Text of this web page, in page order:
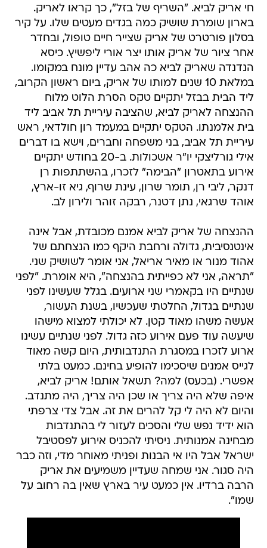
חי אריק לביא. "השריף של בזל", כך קראו לאריק.
בארון שומרת שושיק כמה בגדים מעטים שלו. על קיר
בסלון פורטרט של אריק שצייר חיים טופול, ובחדר
אחר ציור של אריק אותו יצר אורי ליפשיץ. כיסא
הנדנדה שאריק לביא כה אהב עדיין מונח במקומו.
במלאת 10 שנים למותו של אריק, ביום ראשון הקרוב,
ליד הבית בבזל יתקיים טקס הסרת הלוט מלוח
ההנצחה לאריק לביא, שהציבה עיריית תל אביב ליד
בית אלמנתו. הטקס יתקיים במעמד רון חולדאי, ראש
עיריית תל אביב, בני משפחה וחברים, וישא בו דברים
אילי גורליצקי יו"ר אשכולות. ב-20 בחודש יתקיים
אירוע בתאטרון "הבימה" לזכרו, בהשתתפות רן
דנקר, ליבי רן, תומר שרון, עינת שרוף, גיא זו-ארץ,
אוהד שרגאי, נתן דטנר, רבקה זוהר ולירון לב.
ההנצחה של אריק לביא אמנם מכובדת, אבל אינה
אינטנסיבית, גדולה ורחבת היקף כמו הנצחתם של
אהוד מנור או מאיר אריאל, אני אומר לשושיק שני.
"תראה, אני לא כפייתית בהנצחה", היא אומרת. "לפני
שנתיים היו בקאמרי שני ארועים. בגלל שעשינו לפני
שנתיים בגדול, החלטתי שעכשיו, בשנת העשור,
אעשה משהו מאוד קטן. לא יכולתי למצוא מישהו
שיעשה עוד פעם אירוע כזה גדול. לפני שנתיים עשינו
ארוע לזכרו במסגרת התנדבותית, היום קשה מאוד
לגייס אמנים שיסכימו להופיע בחינם. כמעט בלתי
אפשרי. (בכעס) למה? תשאל אותם! אריק לביא,
איפה שלא היה צריך או שכן היה צריך, היה מתנדב.
והיום לא היה לי קל להרים את זה. אבל צדי צרפתי
הוא ידיד נפש שלי והסכים לעזור לי בהתנדבות
מבחינה אמנותית. ניסיתי להכניס אירוע לפסטיבל
ישראל אבל היו אי הבנות ופניתי מאוחר מדי, וזה כבר
היה סגור. אני שמחה שעדיין משמיעים את אריק
הרבה ברדיו. אין כמעט עיר בארץ שאין בה רחוב על
שמו".